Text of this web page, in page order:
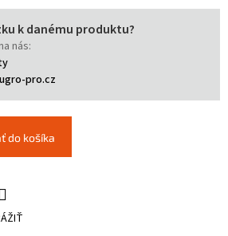
k danému produktu?
nás:
pro.cz
do košíka